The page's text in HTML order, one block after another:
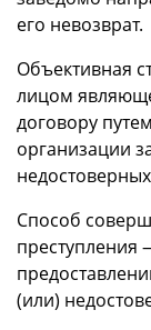
его невозврат.
Объективная
лицом
договору
организации
Способ
преступления
(или)